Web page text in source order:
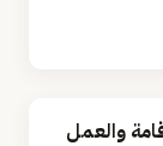
الإقامة والعمل